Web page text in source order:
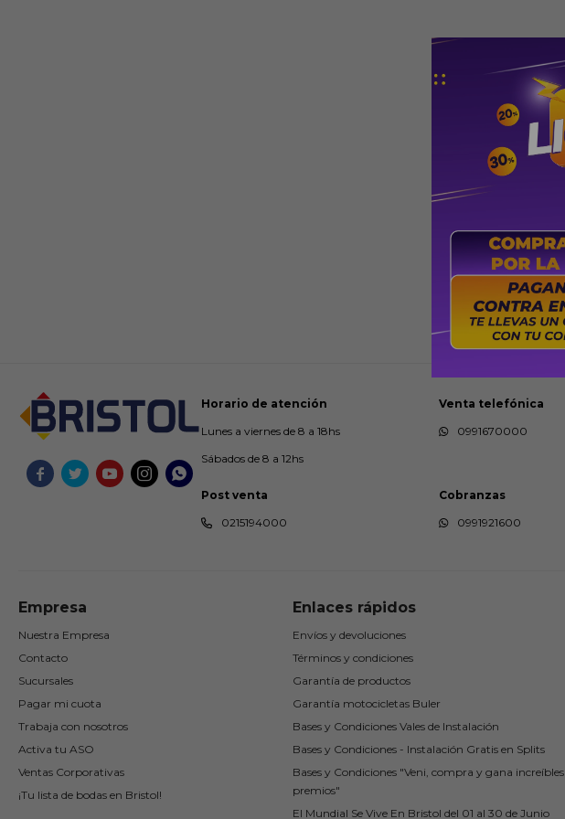
    
Horario de atención
Lunes a viernes de 8 a 18hs
Sábados de 8 a 12hs
Venta telefónica
0991670000
Post venta
0215194000
Cobranzas
0991921600
Empresa
Nuestra Empresa
Contacto
Sucursales
Pagar mi cuota
Trabaja con nosotros
Activa tu ASO
Ventas Corporativas
¡Tu lista de bodas en Bristol!
Enlaces rápidos
Envíos y devoluciones
Términos y condiciones
Garantía de productos
Garantía motocicletas Buler
Bases y Condiciones Vales de Instalación
Bases y Condiciones - Instalación Gratis en Splits
Bases y Condiciones "Veni, compra y gana increíbles
premios"
El Mundial Se Vive En Bristol del 01 al 30 de Junio